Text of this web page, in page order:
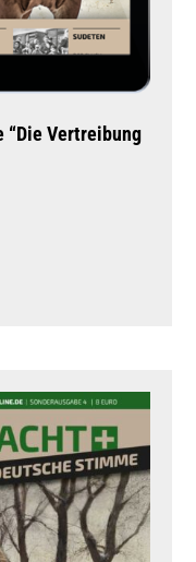
“Die Vertreibung